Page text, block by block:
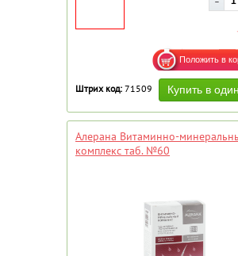
Штрих код: 71509
Алерана Витаминно-
комплекс таб. №60